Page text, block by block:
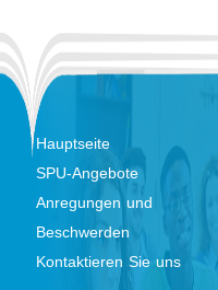
Hauptseite
SPU-Angebote
Anregungen und
Beschwerden
Kontaktieren Sie uns